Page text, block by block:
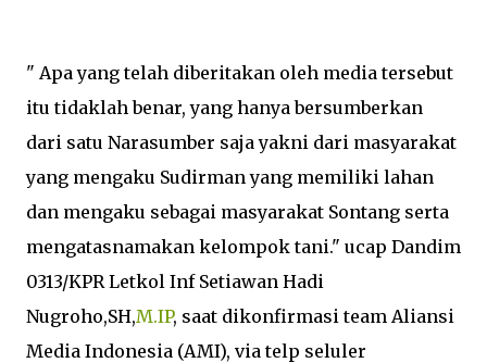
" Apa yang telah diberitakan oleh media tersebut
itu tidaklah benar, yang hanya bersumberkan
dari satu Narasumber saja yakni dari masyarakat
yang mengaku Sudirman yang memiliki lahan
dan mengaku sebagai masyarakat Sontang serta
mengatasnamakan kelompok tani." ucap Dandim
0313/KPR Letkol Inf Setiawan Hadi
Nugroho,SH,M.IP, saat dikonfirmasi team Aliansi
Media Indonesia (AMI), via telp seluler